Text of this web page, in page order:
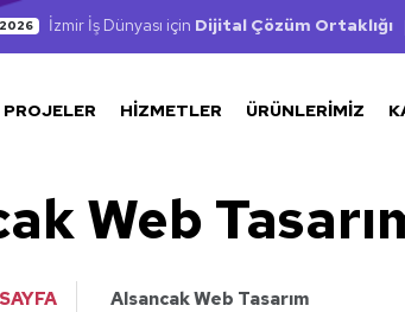
2026 İzmir İş Dünyası için Dijital Çözüm Ortaklığı
PROJELER HIZMETLER ÜRÜNLERIMIZ
Web
Alsancak Web Tasarım